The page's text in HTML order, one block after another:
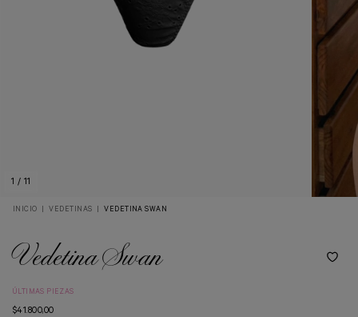
1 / 11
INICIO VEDETINAS VEDETINA SWAN
Vedetina Swan
ÚLTIMAS PIEZAS
$41.800,00